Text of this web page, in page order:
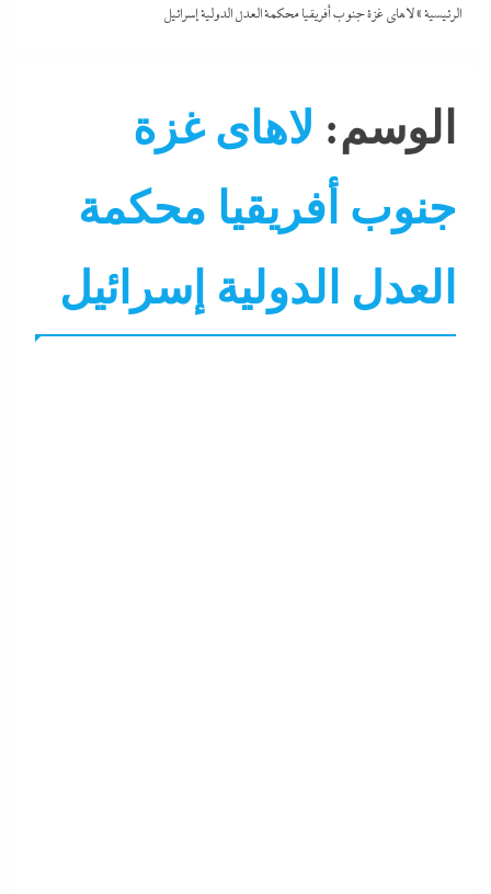
الرئيسية»لاهاى غزة جنوب أفريقيا محكمة العدل الدولية إسرائيل
الوسم: لاهاى غزة
جنوب أفريقيا محكمة
العدل الدولية إسرائيل
التحليل اللحظي الشرق الأوسط جاءنا الآن نشرة الأخبار